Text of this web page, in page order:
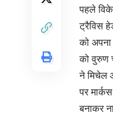
पहले
ट्रैविस
को अपना
को वुरुण
ने मिचेल
पर
बनाकर